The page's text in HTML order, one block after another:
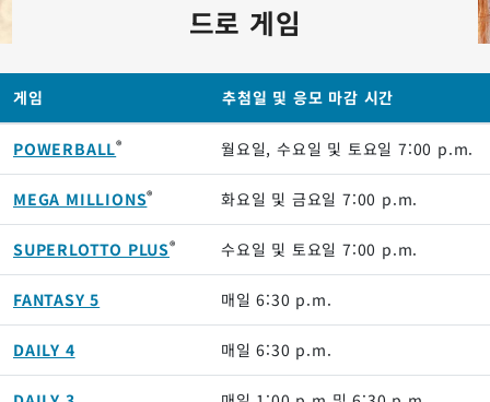
드로 게임
게임 추첨일 및 응모 마감 시간
POWERBALL® 월요일, 수요일 및 토요일7:00 p.m.
MEGA MILLIONS® 화요일 및 금요일7:00 p.m.
SUPERLOTTO PLUS® 수요일 및 토요일7:00 p.m.
FANTASY 5 매일6:30 p.m.
DAILY 4 매일6:30 p.m.